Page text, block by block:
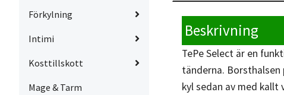
Förkylning
Intimi
Kosttillskott
Mage & Tarm
Beskrivning
TePe Select är en
tänderna. Borsthalsen
kyl sedan av med